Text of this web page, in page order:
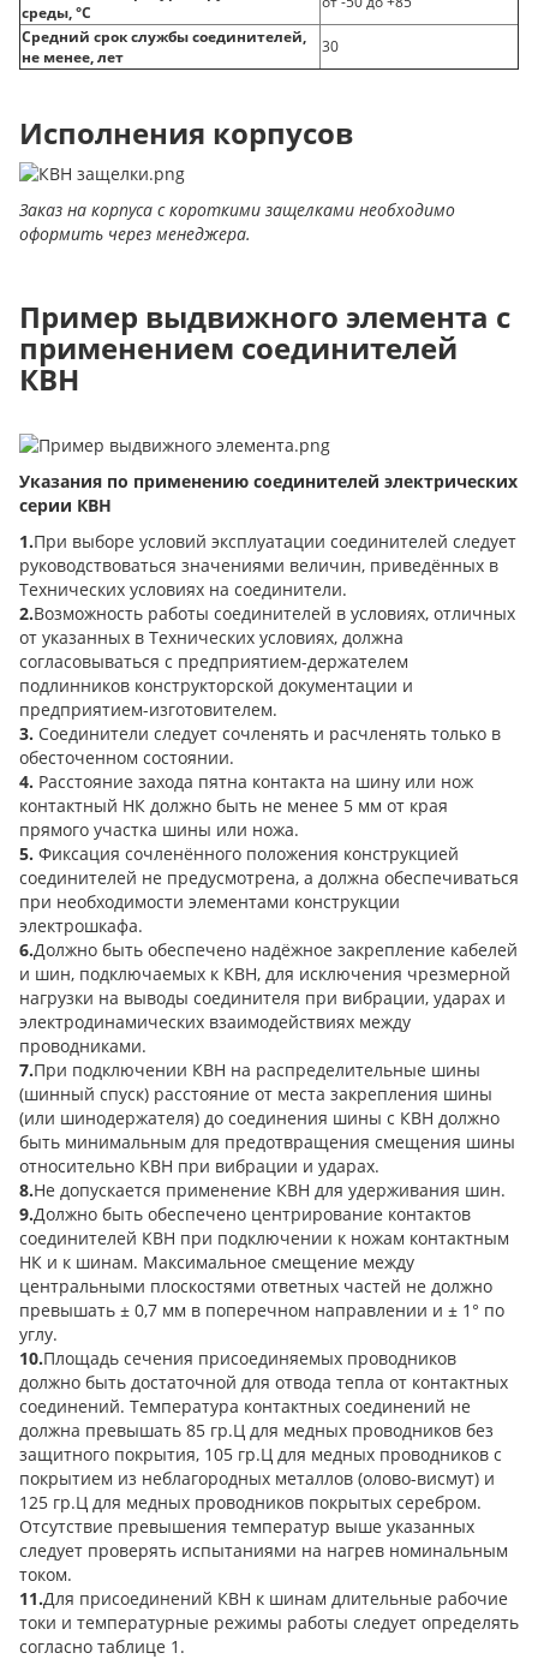
среды, °C
Средний срок службы соединителей,
не менее, лет
30
Исполнения корпусов
Заказ на корпуса с короткими защелками необходимо
оформить через менеджера.
Пример выдвижного элемента с
применением соединителей
КВН
Указания по применению соединителей электрических
серии КВН
1.При выборе условий эксплуатации соединителей следует
руководствоваться значениями величин, приведённых в
Технических условиях на соединители.
2.Возможность работы соединителей в условиях, отличных
от указанных в Технических условиях, должна
согласовываться с предприятием-держателем
подлинников конструкторской документации и
предприятием-изготовителем.
3. Соединители следует сочленять и расчленять только в
обесточенном состоянии.
4. Расстояние захода пятна контакта на шину или нож
контактный НК должно быть не менее 5 мм от края
прямого участка шины или ножа.
5. Фиксация сочленённого положения конструкцией
соединителей не предусмотрена, а должна обеспечиваться
при необходимости элементами конструкции
электрошкафа.
6.Должно быть обеспечено надёжное закрепление кабелей
и шин, подключаемых к КВН, для исключения чрезмерной
нагрузки на выводы соединителя при вибрации, ударах и
электродинамических взаимодействиях между
проводниками.
7.При подключении КВН на распределительные шины
(шинный спуск) расстояние от места закрепления шины
(или шинодержателя) до соединения шины с КВН должно
быть минимальным для предотвращения смещения шины
относительно КВН при вибрации и ударах.
8.Не допускается применение КВН для удерживания шин.
9.Должно быть обеспечено центрирование контактов
соединителей КВН при подключении к ножам контактным
НК и к шинам. Максимальное смещение между
центральными плоскостями ответных частей не должно
превышать ± 0,7 мм в поперечном направлении и ± 1° по
углу.
10.Площадь сечения присоединяемых проводников
должно быть достаточной для отвода тепла от контактных
соединений. Температура контактных соединений не
должна превышать 85 гр.Ц для медных проводников без
защитного покрытия, 105 гр.Ц для медных проводников с
покрытием из неблагородных металлов (олово-висмут) и
125 гр.Ц для медных проводников покрытых серебром.
Отсутствие превышения температур выше указанных
следует проверять испытаниями на нагрев номинальным
током.
11.Для присоединений КВН к шинам длительные рабочие
токи и температурные режимы работы следует определять
согласно таблице 1.